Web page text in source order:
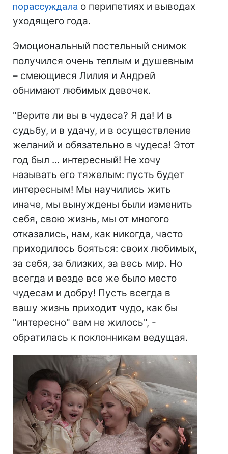
порассуждала о перипетиях и выводах
уходящего года.
Эмоциональный постельный снимок
получился очень теплым и душевным
– смеющиеся Лилия и Андрей
обнимают любимых девочек.
"Верите ли вы в чудеса? Я да! И в
судьбу, и в удачу, и в осуществление
желаний и обязательно в чудеса! Этот
год был ... интересный! Не хочу
называть его тяжелым: пусть будет
интересным! Мы научились жить
иначе, мы вынуждены были изменить
себя, свою жизнь, мы от многого
отказались, нам, как никогда, часто
приходилось бояться: своих любимых,
за себя, за близких, за весь мир. Но
всегда и везде все же было место
чудесам и добру! Пусть всегда в
вашу жизнь приходит чудо, как бы
"интересно" вам не жилось", -
обратилась к поклонникам ведущая.